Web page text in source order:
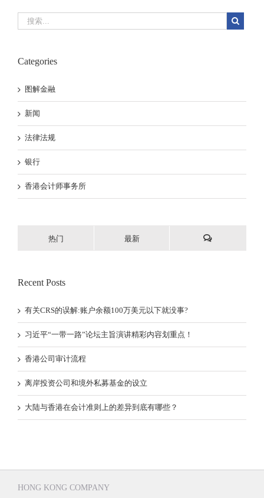
Categories
图解金融
新闻
法律法规
银行
香港会计师事务所
热门 最新
Recent Posts
有关CRS的误解:账户余额100万美元以下就没事?
习近平“一带一路”论坛主旨演讲精彩内容划重点！
香港公司审计流程
离岸投资公司和境外私募基金的设立
大陆与香港在会计准则上的差异到底有哪些？
HONG KONG COMPANY